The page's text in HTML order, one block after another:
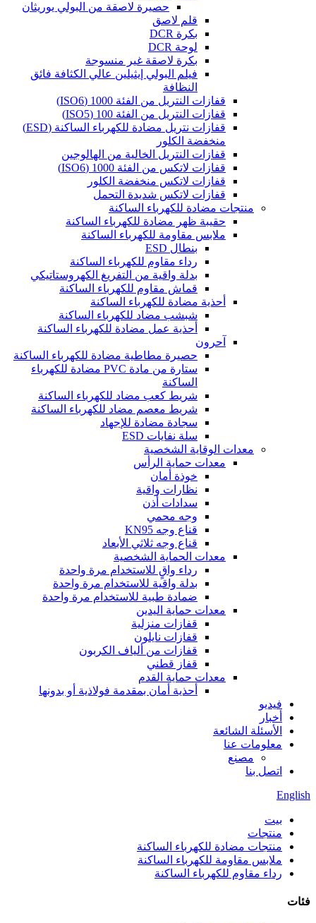
حصيرة لاصقة من البولي يوريثان
قلم لاصق
بكرة DCR
لوحة DCR
بكرة لاصقة غير منسوجة
فيلم البولي إيثيلين عالي الكثافة فائق
النظافة
قفازات النتريل من الفئة 1000 (ISO6)
قفازات النتريل من الفئة 100 (ISO5)
قفازات نتريل مضادة للكهرباء الساكنة (ESD)
منخفضة الكلور
قفازات النتريل الخالية من الهالوجين
قفازات لاتكس من الفئة 1000 (ISO6)
قفازات لاتكس منخفضة الكلور
قفازات لاتكس شديدة التحمل
منتجات مضادة للكهرباء الساكنة
حقيبة ظهر مضادة للكهرباء الساكنة
ملابس مقاومة للكهرباء الساكنة
بنطال ESD
رداء مقاوم للكهرباء الساكنة
بدلة واقية من التفريغ الكهروستاتيكي
قماش مقاوم للكهرباء الساكنة
أحذية مضادة للكهرباء الساكنة
شبشب مضاد للكهرباء الساكنة
أحذية عمل مضادة للكهرباء الساكنة
آحرون
حصيرة مطاطية مضادة للكهرباء الساكنة
ستارة من مادة PVC مضادة للكهرباء
الساكنة
شريط كعب مضاد للكهرباء الساكنة
شريط معصم مضاد للكهرباء الساكنة
سجادة مضادة للإجهاد
سلة نفايات ESD
معدات الوقاية الشخصية
معدات حماية الرأس
خوذة أمان
نظارات واقية
سدادات أذن
وجه محمي
قناع وجه KN95
قناع وجه ثلاثي الأبعاد
معدات الحماية الشخصية
رداء واقٍ للاستخدام مرة واحدة
بدلة واقية للاستخدام مرة واحدة
ضمادة طبية للاستخدام مرة واحدة
معدات حماية اليدين
قفازات منزلية
قفازات نايلون
قفازات من ألياف الكربون
قفاز قطني
معدات حماية القدم
أحذية أمان بمقدمة فولاذية أو بدونها
فيديو
أخبار
الأسئلة الشائعة
معلومات عنا
مصنع
اتصل بنا
English
بيت
منتجات
منتجات مضادة للكهرباء الساكنة
ملابس مقاومة للكهرباء الساكنة
رداء مقاوم للكهرباء الساكنة
فئات